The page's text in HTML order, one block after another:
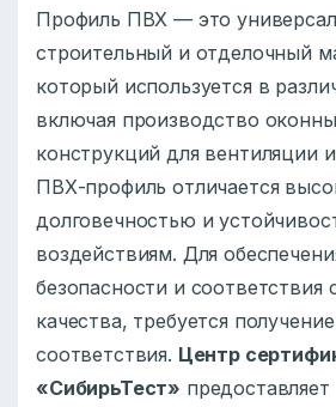
Профиль ПВХ — это
строительный и отделочный
который используется в
включая производство
конструкций для вентиляции
ПВХ-профиль отличается
долговечностью и
воздействиям. Для
безопасности и соответствия
качества, требуется
соответствия. Центр
«СибирьТест» предоставляет